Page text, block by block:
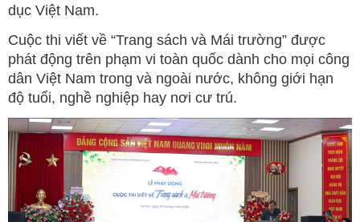
dục Việt Nam.
Cuộc thi viết về “Trang sách và Mái trường” được
phát động trên phạm vi toàn quốc dành cho mọi công
dân Việt Nam trong và ngoài nước, không giới hạn
độ tuổi, nghề nghiệp hay nơi cư trú.